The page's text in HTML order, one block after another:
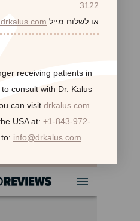
3122
או לשלוח מייל
receiving patients in
consult with Dr. Kalus
can visit drkalus.com
USA at: +1-843-972-
info@drkalus.com